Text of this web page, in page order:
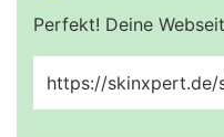
Perfekt! Deine
https://skinxpert.de/